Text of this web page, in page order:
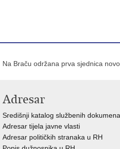
Na Braču održana prva sjednica
Adresar
Središnji katalog službenih
Adresar tijela javne vlasti
Adresar političkih stranaka u RH